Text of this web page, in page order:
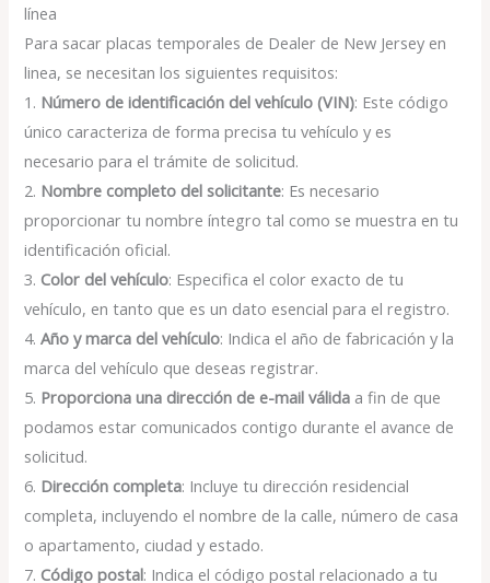
línea
Para sacar placas temporales de Dealer de New Jersey en
linea, se necesitan los siguientes requisitos:
1. Número de identificación del vehículo (VIN): Este código
único caracteriza de forma precisa tu vehículo y es
necesario para el trámite de solicitud.
2. Nombre completo del solicitante: Es necesario
proporcionar tu nombre íntegro tal como se muestra en tu
identificación oficial.
3. Color del vehículo: Especifica el color exacto de tu
vehículo, en tanto que es un dato esencial para el registro.
4.Año y marca del vehículo: Indica el año de fabricación y la
marca del vehículo que deseas registrar.
5. Proporciona una dirección de e-mail válida a fin de que
podamos estar comunicados contigo durante el avance de
solicitud.
6. Dirección completa: Incluye tu dirección residencial
completa, incluyendo el nombre de la calle, número de casa
o apartamento, ciudad y estado.
7. Código postal: Indica el código postal relacionado a tu